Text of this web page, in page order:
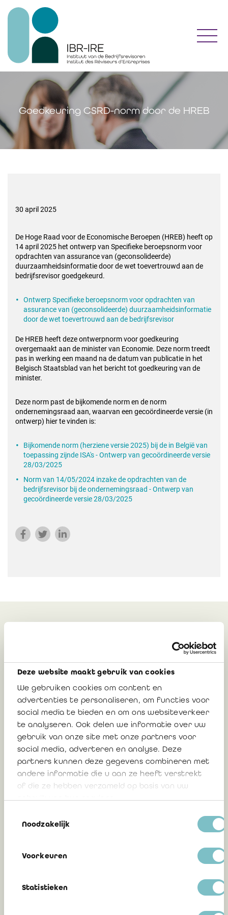
Deze website maakt gebruik van cookies
We gebruiken cookies om content en
advertenties te personaliseren, om functies voor
social media te bieden en om ons websiteverkeer
te analyseren. Ook delen we informatie over uw
gebruik van onze site met onze partners voor
social media, adverteren en analyse. Deze
partners kunnen deze gegevens combineren met
andere informatie die u aan ze heeft verstrekt
of die ze hebben verzameld op basis van uw
Noodzakelijk
Voorkeuren
Statistieken
Goedkeuring CSRD-norm door de HREB
30 april 2025
De Hoge Raad voor de Economische Beroepen (HREB) heeft op
14 april 2025 het ontwerp van Specifieke beroepsnorm voor
opdrachten van assurance van (geconsolideerde)
duurzaamheidsinformatie door de wet toevertrouwd aan de
bedrijfsrevisor goedgekeurd.
Ontwerp Specifieke beroepsnorm voor opdrachten van
assurance van (geconsolideerde) duurzaamheidsinformatie
door de wet toevertrouwd aan de bedrijfsrevisor
De HREB heeft deze ontwerpnorm voor goedkeuring
overgemaakt aan de minister van Economie. Deze norm treedt
pas in werking een maand na de datum van publicatie in het
Belgisch Staatsblad van het bericht tot goedkeuring van de
minister.
Deze norm past de bijkomende norm en de norm
ondernemingsraad aan, waarvan een gecoördineerde versie (in
ontwerp) hier te vinden is:
Bijkomende norm (herziene versie 2025) bij de in België van
toepassing zijnde ISA's - Ontwerp van gecoördineerde versie
28/03/2025
Norm van 14/05/2024 inzake de opdrachten van de
bedrijfsrevisor bij de ondernemingsraad - Ontwerp van
gecoördineerde versie 28/03/2025
Nog twee weken om uw
duurzaamheidsrapport in te dienen voor
de BAS 2026!
8 juli 2026
Mededeling 2026/06: Statuut
voeren”: scope en praktische